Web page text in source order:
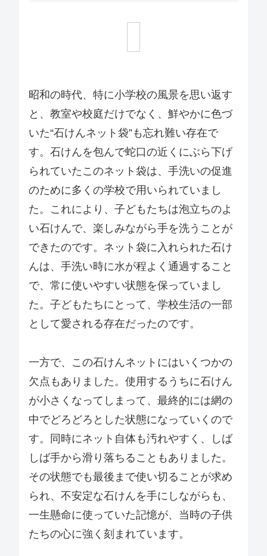
昭和の時代、特に小学校の風景を思い返す
と、教室や校庭だけでなく、鮮やかに色づ
いた“石けんネット袋”も忘れ難い存在で
す。石けんを包んで蛇口の近くにぶら下げ
られていたこのネット袋は、手洗いの促進
のために多くの学校で用いられていまし
た。これにより、子どもたちは泡立ちのよ
い石けんで、楽しみながら手を洗うことが
できたのです。ネット袋に入れられた石け
んは、手洗い時に水が程よく通過すること
で、常に使いやすい状態を保っていまし
た。子どもたちにとって、学校生活の一部
として愛される存在だったのです。
一方で、この石けんネットにはいくつかの
欠点もありました。使用するうちに石けん
が小さくなってしまって、最終的には網の
中でどろどろとした状態になっていくので
す。同時にネット自体も汚れやすく、しば
しば手から滑り落ちることもありました。
その状態でも最後まで使い切ることが求め
られ、不安定な石けんを手にしながらも、
一生懸命に使っていた記憶が、当時の子供
たちの心に強く刻まれています。